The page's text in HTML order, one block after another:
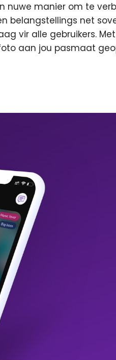
nuwe manier om te
belangstellings net
vir alle gebruikers.
aan jou pasmaat